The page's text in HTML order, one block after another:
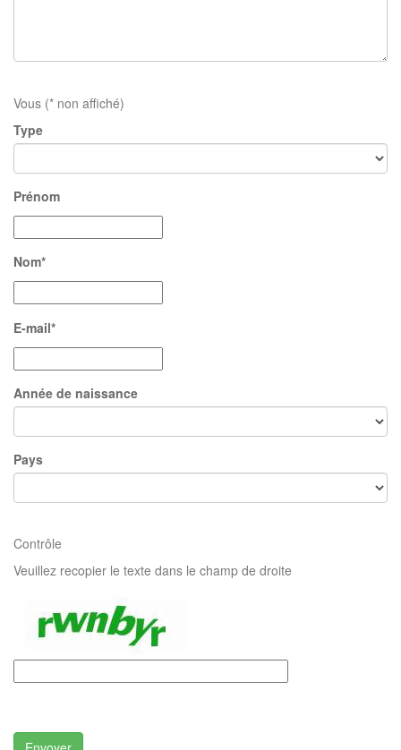
Vous (* non affiché)
Type
Prénom
Nom*
E-mail*
Année de naissance
Pays
Contrôle
Veuillez recopier le texte dans le champ de droite